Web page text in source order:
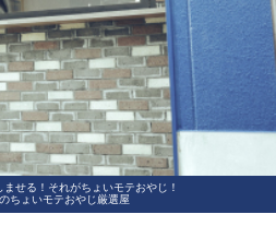
せる！それがちょいモテおやじ！
ちょいモテおやじ厳選屋